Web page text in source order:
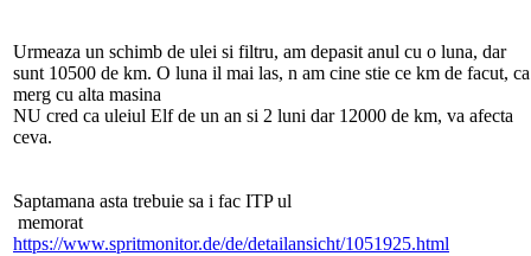
Urmeaza un schimb de ulei si filtru, am depasit anul cu o luna, dar
sunt 10500 de km. O luna il mai las, n am cine stie ce km de facut, ca
merg cu alta masina
NU cred ca uleiul Elf de un an si 2 luni dar 12000 de km, va afecta
ceva.
Saptamana asta trebuie sa i fac ITP ul
memorat
https://www.spritmonitor.de/de/detailansicht/1051925.html